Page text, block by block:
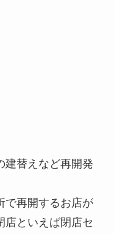
建替えなど再開発
再開するお店が
店といえば閉店セ